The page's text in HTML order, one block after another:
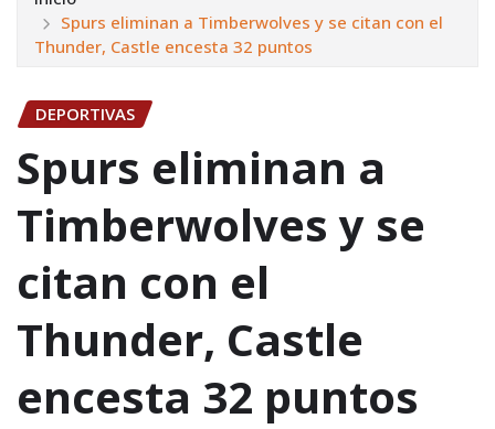
Spurs eliminan a Timberwolves y se citan con el
Thunder, Castle encesta 32 puntos
DEPORTIVAS
Spurs eliminan a
Timberwolves y se
citan con el
Thunder, Castle
encesta 32 puntos